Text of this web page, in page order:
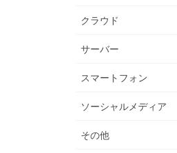
クラウド
サーバー
スマートフォン
ソーシャルメディア
その他